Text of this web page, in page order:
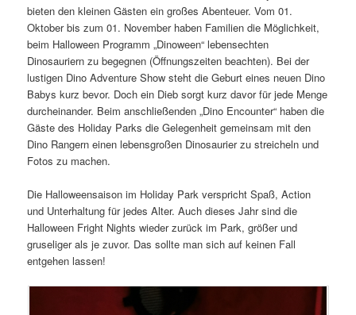
bieten den kleinen Gästen ein großes Abenteuer. Vom 01.
Oktober bis zum 01. November haben Familien die Möglichkeit,
beim Halloween Programm „Dinoween“ lebensechten
Dinosauriern zu begegnen (Öffnungszeiten beachten). Bei der
lustigen Dino Adventure Show steht die Geburt eines neuen Dino
Babys kurz bevor. Doch ein Dieb sorgt kurz davor für jede Menge
durcheinander. Beim anschließenden „Dino Encounter“ haben die
Gäste des Holiday Parks die Gelegenheit gemeinsam mit den
Dino Rangern einen lebensgroßen Dinosaurier zu streicheln und
Fotos zu machen.
Die Halloweensaison im Holiday Park verspricht Spaß, Action
und Unterhaltung für jedes Alter. Auch dieses Jahr sind die
Halloween Fright Nights wieder zurück im Park, größer und
gruseliger als je zuvor. Das sollte man sich auf keinen Fall
entgehen lassen!